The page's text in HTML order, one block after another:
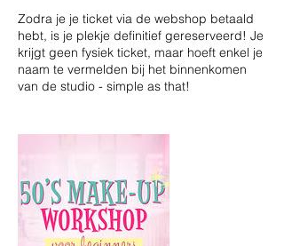
Zodra je je ticket via de webshop betaald
hebt, is je plekje definitief gereserveerd! Je
krijgt geen fysiek ticket, maar hoeft enkel je
naam te vermelden bij het binnenkomen
van de studio - simple as that!